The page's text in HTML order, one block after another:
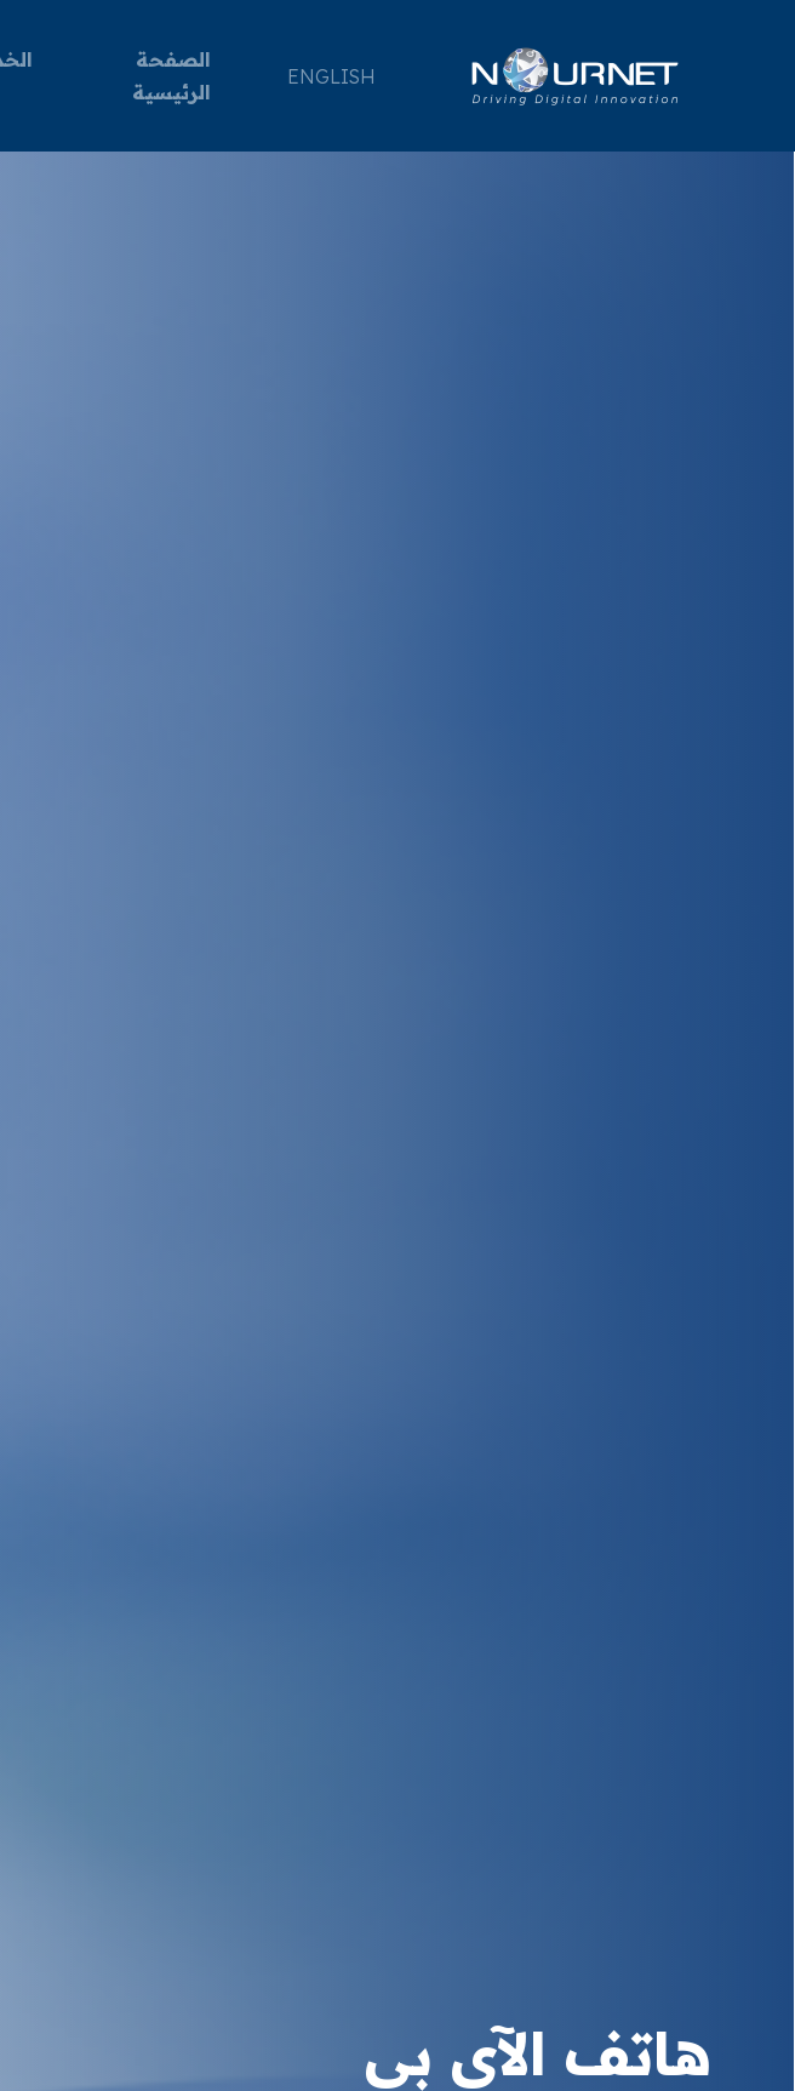
ENGLISH
الصفحة
الرئيسية
هاتف الآي بي